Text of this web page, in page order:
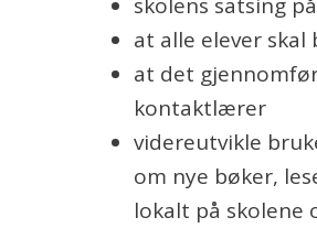
at alle elever
at det
kontaktlærer
videreutvikle
om nye bøker,
lokalt på skolene